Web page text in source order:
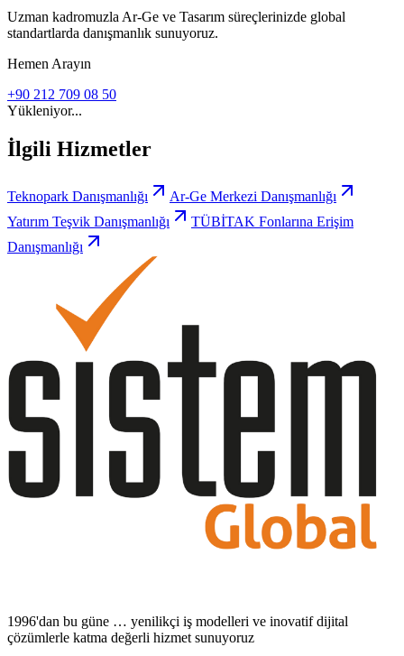
Uzman kadromuzla Ar-Ge ve Tasarım süreçlerinizde global
standartlarda danışmanlık sunuyoruz.
Hemen Arayın
+90 212 709 08 50
Yükleniyor...
İlgili Hizmetler
Teknopark Danışmanlığı
Ar-Ge Merkezi Danışmanlığı
Yatırım Teşvik Danışmanlığı
TÜBİTAK Fonlarına Erişim
Danışmanlığı
1996'dan bu güne … yenilikçi iş modelleri ve inovatif dijital
çözümlerle katma değerli hizmet sunuyoruz